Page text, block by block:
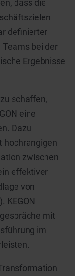
dass die
definierter
bei der
Ergebnisse
schaffen,
eine
Dazu
hochrangigen
zwischen
effektiver
von
KEGON
mit
im